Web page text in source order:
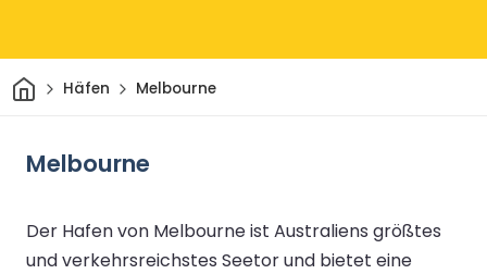
HeimHäfen Melbourne
Melbourne
Der Hafen von Melbourne ist Australiens größtes
und verkehrsreichstes Seetor und bietet eine